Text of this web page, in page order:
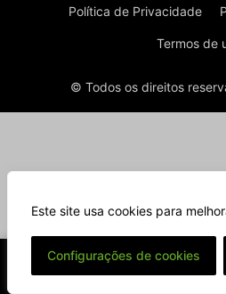
Este site usa cookies para
Configurações de cookies
Política de Privacidade
Termos de
© Todos os direitos